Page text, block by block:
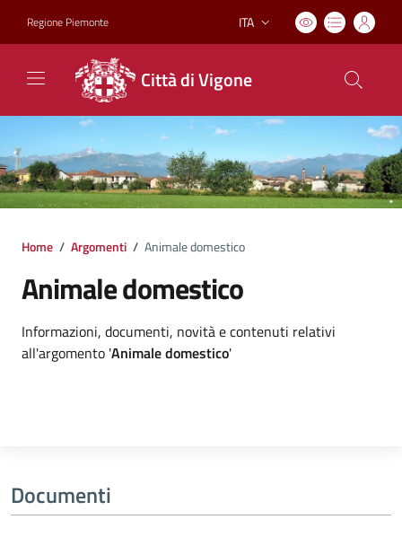
Regione Piemonte Lingua attiva:
ITA
Città di Vigone
Home / Argomenti / Animale domestico
Animale domestico
Dettagli argomento
Informazioni, documenti, novità e contenuti relativi
all'argomento 'Animale domestico'
Documenti